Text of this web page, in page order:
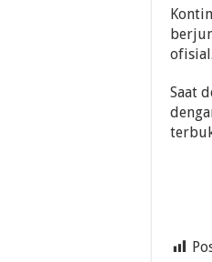
ofisial.
Saat